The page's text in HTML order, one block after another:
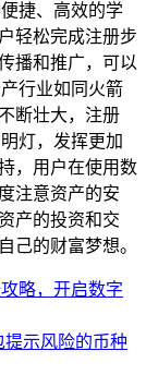
捷、高效的学
轻松完成注册步
播和推广，可以
行业如同火箭
断壮大，注册
灯，发挥更加
，用户在使用数
注意资产的安
产的投资和交
己的财富梦想。
略，开启数字
提示风险的币种